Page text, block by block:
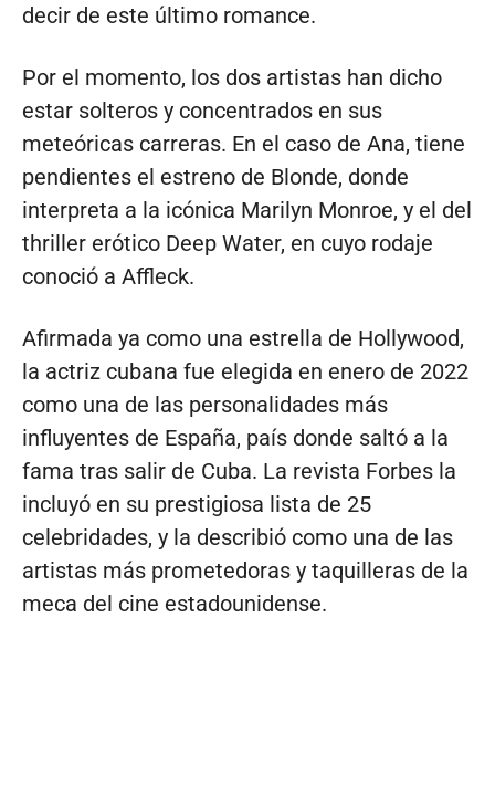
decir de este último romance.
Por el momento, los dos artistas han dicho
estar solteros y concentrados en sus
meteóricas carreras. En el caso de Ana, tiene
pendientes el estreno de Blonde, donde
interpreta a la icónica Marilyn Monroe, y el del
thriller erótico Deep Water, en cuyo rodaje
conoció a Affleck.
Afirmada ya como una estrella de Hollywood,
la actriz cubana fue elegida en enero de 2022
como una de las personalidades más
influyentes de España, país donde saltó a la
fama tras salir de Cuba. La revista Forbes la
incluyó en su prestigiosa lista de 25
celebridades, y la describió como una de las
artistas más prometedoras y taquilleras de la
meca del cine estadounidense.